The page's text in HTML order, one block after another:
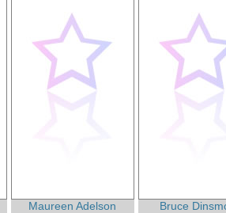
Maureen Adelson Bruce